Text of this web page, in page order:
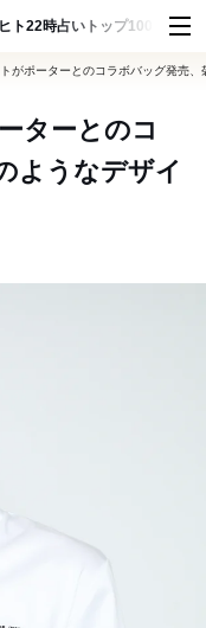
ト22時占い トップ100 スナッ
がポーターとのコラボバッグ発売
ターとのコ
ようなデザイ